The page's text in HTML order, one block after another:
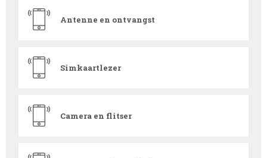
Antenne en ontvangst
Simkaartlezer
Camera en flitser